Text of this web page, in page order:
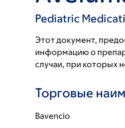
Pediatric
Этот документ,
информацию о
случаи, при которых
Торговые
Bavencio